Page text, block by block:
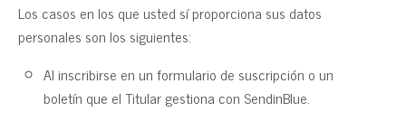
Los casos en los que usted sí proporciona sus datos
personales son los siguientes:
Al inscribirse en un formulario de suscripción o un
boletín que el Titular gestiona con SendinBlue.